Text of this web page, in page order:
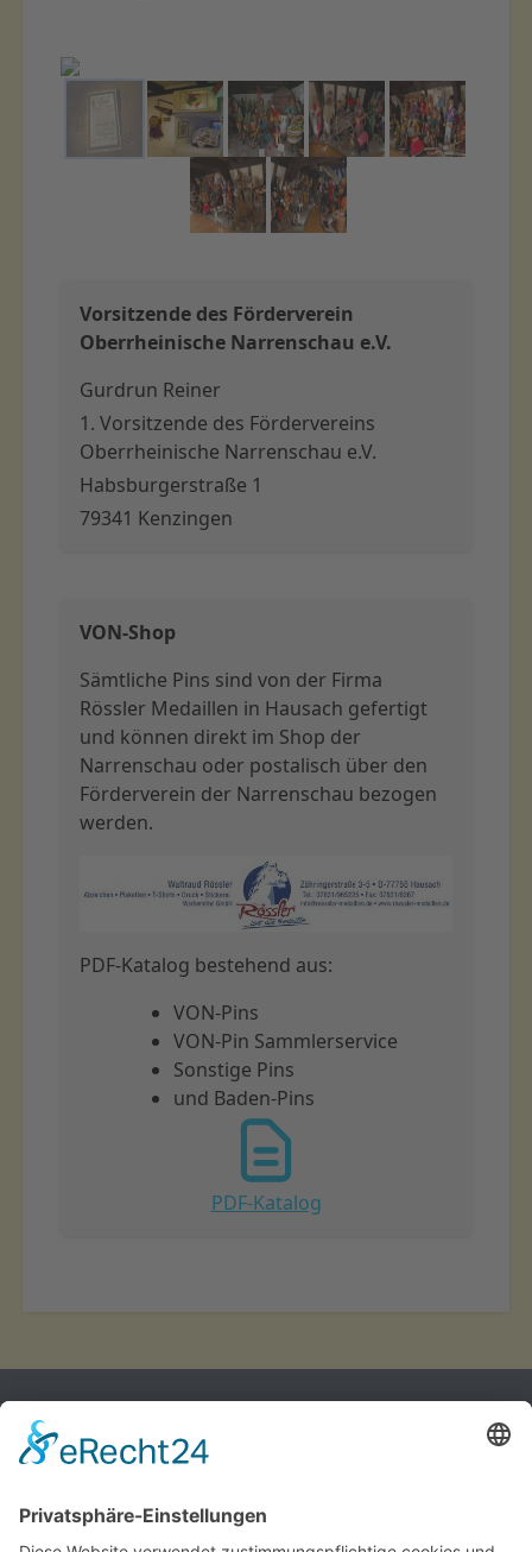
Vorsitzende des Förderverein
Oberrheinische Narrenschau e.V.
Gurdrun Reiner
1. Vorsitzende des Fördervereins
Oberrheinische Narrenschau e.V.
Habsburgerstraße 1
79341 Kenzingen
VON-Shop
Sämtliche Pins sind von der Firma
Rössler Medaillen in Hausach gefertigt
und können direkt im Shop der
Narrenschau oder postalisch über den
Förderverein der Narrenschau bezogen
werden.
PDF-Katalog bestehend aus:
VON-Pins
VON-Pin Sammlerservice
Sonstige Pins
und Baden-Pins
PDF-Katalog
Telefon: 07682 926346
Email: info(at)von-online.de